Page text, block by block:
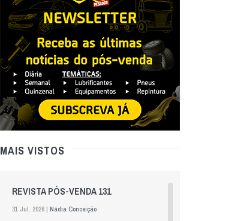
MAIS VISTOS
REVISTA PÓS-VENDA 131
31 Jul. 2026 | Nádia Conceição